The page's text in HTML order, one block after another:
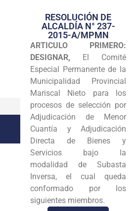
Transparencia
Seguridad
Programas
Intranet
RESOLUCIÓN DE
ALCALDÍA N° 237-
2015-A/MPMN
ARTICULO PRIMERO:
DESIGNAR, El Comité
Especial Permanente de la
Municipalidad Provincial
Mariscal Nieto para los
procesos de selección por
Adjudicación de Menor
Cuantía y Adjudicación
Directa de Bienes y
Servicios bajo la
modalidad de Subasta
Inversa, el cual queda
conformado por los
siguientes miembros.